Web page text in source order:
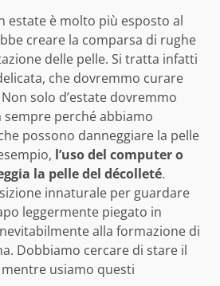
estate è molto più esposto al
creare la comparsa di rughe
delle pelle. Si tratta infatti
che dovremmo curare
solo d’estate dovremmo
perché abbiamo
possono danneggiare la pelle
l’uso del computer o
la pelle del décolleté.
innaturale per guardare
leggermente piegato in
alla formazione di
Dobbiamo cercare di stare il
usiamo questi